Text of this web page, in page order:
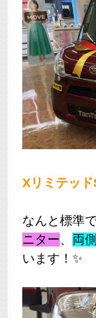
Xリミテッド
なんと標準で
ニター、 両
います！✨